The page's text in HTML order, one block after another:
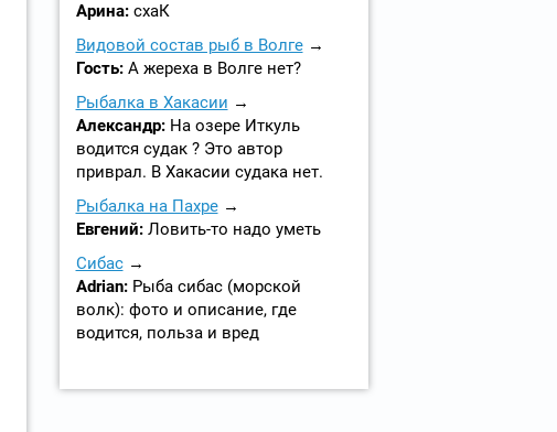
Арина: схаК
Видовой состав рыб в Волге
Гость: А жереха в Волге нет?
Рыбалка в Хакасии
Александр: На озере Иткуль
водится судак ? Это автор
приврал. В Хакасии судака нет.
Рыбалка на Пахре
Евгений: Ловить-то надо уметь
Сибас
Adrian: Рыба сибас (морской
волк): фото и описание, где
водится, польза и вред